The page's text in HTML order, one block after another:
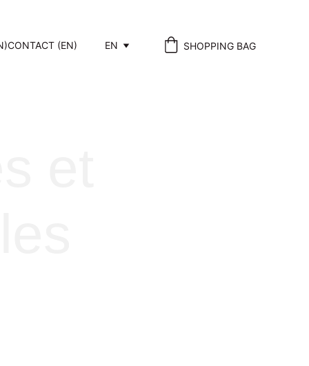
CONTACT (EN) EN SHOPPING BAG